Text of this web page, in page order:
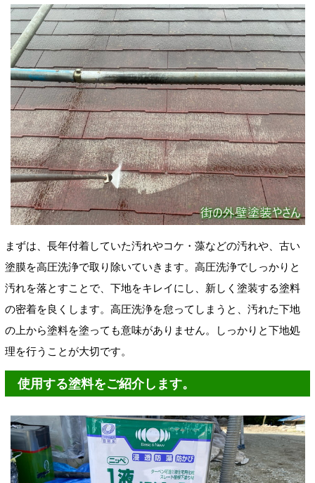
まずは、長年付着していた汚れやコケ・藻などの汚れや、古い
塗膜を高圧洗浄で取り除いていきます。高圧洗浄でしっかりと
汚れを落とすことで、下地をキレイにし、新しく塗装する塗料
の密着を良くします。高圧洗浄を怠ってしまうと、汚れた下地
の上から塗料を塗っても意味がありません。しっかりと下地処
理を行うことが大切です。
使用する塗料をご紹介します。